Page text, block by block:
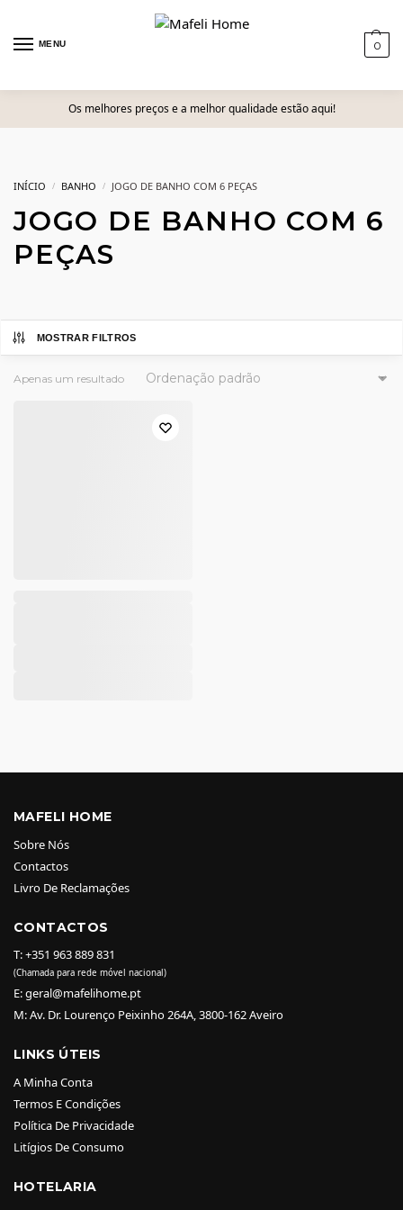
MENU 0
Os melhores preços e a melhor qualidade estão aqui!
INÍCIO / BANHO / JOGO DE BANHO COM 6 PEÇAS
JOGO DE BANHO COM 6
PEÇAS
MOSTRAR FILTROS
Apenas um resultado
MAFELI HOME
Sobre Nós
Contactos
Livro De Reclamações
CONTACTOS
T: +351 963 889 831
(Chamada para rede móvel nacional)
E: geral@mafelihome.pt
M: Av. Dr. Lourenço Peixinho 264A, 3800-162 Aveiro
LINKS ÚTEIS
A Minha Conta
Termos E Condições
Política De Privacidade
Litígios De Consumo
HOTELARIA